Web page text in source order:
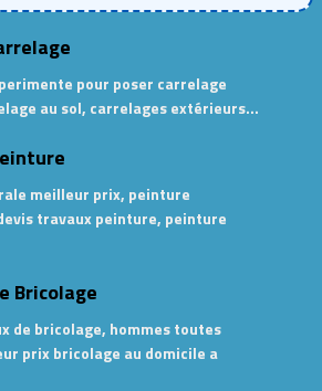
pour poser carrelage
au sol, carrelages extérieurs…
meilleur prix, peinture
travaux peinture, peinture
Bricolage
de bricolage, hommes toutes
prix bricolage au domicile a